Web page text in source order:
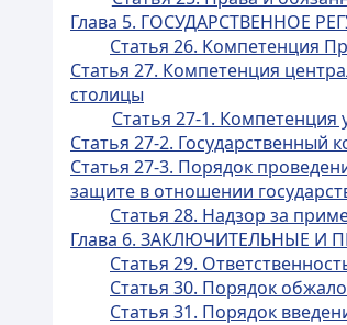
Глава 5. ГОСУДАРСТВЕННОЕ
Статья 26. Компетенция
Статья 27. Компетенция
столицы
Статья 27-1.
Статья 27-2. Государственный
Статья 27-3. Порядок
защите в отношении
Статья 28. Надзор за
Глава 6. ЗАКЛЮЧИТЕЛЬНЫЕ
Статья 29.
Статья 30. Порядок
Статья 31. Порядок